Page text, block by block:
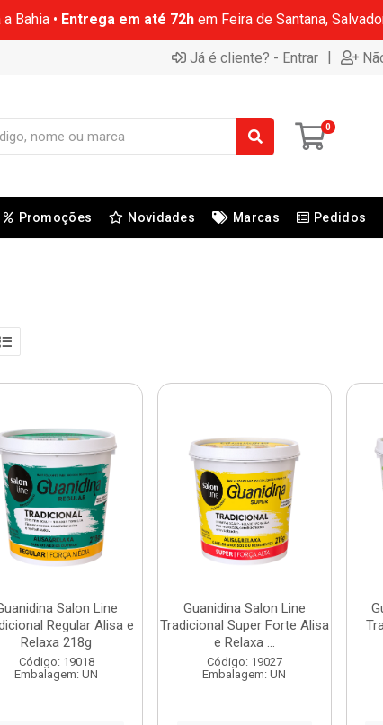
Bahia • Entrega em até 72hem Feira de Santana,
Já é cliente? - Entrar |
0
Promoções Novidades Marcas Pedidos
Salon Line
Regular Alisa e
Relaxa 218g
Código: 19018
Embalagem: UN
Guanidina Salon Line
Tradicional Super Forte Alisa
e Relaxa ...
Código: 19027
Embalagem: UN